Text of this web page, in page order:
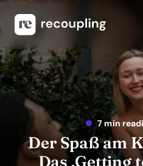
7 min
Der Spaß am
Das ‚Getting